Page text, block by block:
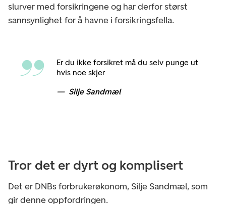
slurver med forsikringene og har derfor størst
sannsynlighet for å havne i forsikringsfella.
Er du ikke forsikret må du selv punge ut
hvis noe skjer
Silje Sandmæl
Tror det er dyrt og komplisert
Det er DNBs forbrukerøkonom, Silje Sandmæl, som
gir denne oppfordringen.